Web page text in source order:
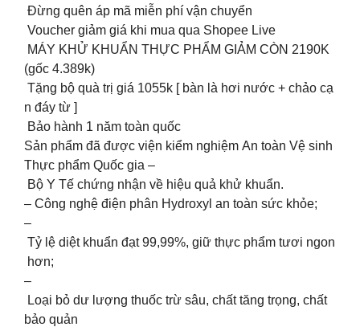
Đừng quên áp mã miễn phí vận chuyển
Voucher giảm giá khi mua qua Shopee Live
MÁY KHỬ KHUẨN THỰC PHẨM GIẢM CÒN 2190K
(gốc 4.389k)
Tặng bộ quà trị giá 1055k [ bàn là hơi nước + chảo cạ
n đáy từ ]
Bảo hành 1 năm toàn quốc
Sản phẩm đã được viện kiểm nghiệm An toàn Vệ sinh
Thực phẩm Quốc gia –
Bộ Y Tế chứng nhận về hiệu quả khử khuẩn.
– Công nghệ điện phân Hydroxyl an toàn sức khỏe;
–
Tỷ lệ diệt khuẩn đạt 99,99%, giữ thực phẩm tươi ngon
hơn;
–
Loại bỏ dư lượng thuốc trừ sâu, chất tăng trọng, chất
bảo quản